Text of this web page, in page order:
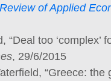
of Applied
“Deal too ‘complex’
, 29/6/2015
“Greece: